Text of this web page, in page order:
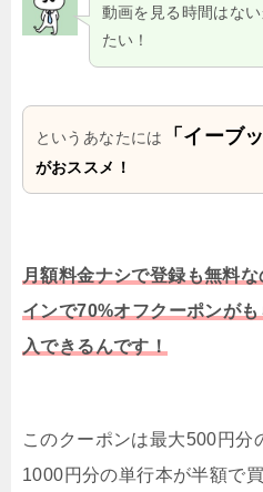
動画を見る時間はな
たい！
というあなたには 「イーブ
がおススメ！
月額料金ナシで登録も無料
インで70%オフクーポンが
入できるんです！
このクーポンは最大500円分
1000円分の単行本が半額で